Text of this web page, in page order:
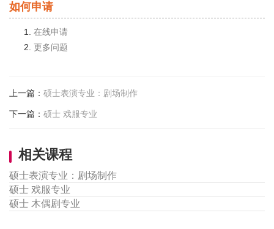
如何申请
在线申请
更多问题
上一篇 ： 硕士表演专业：剧场制作
下一篇 ： 硕士 戏服专业
相关课程
硕士表演专业：剧场制作
硕士 戏服专业
硕士 木偶剧专业